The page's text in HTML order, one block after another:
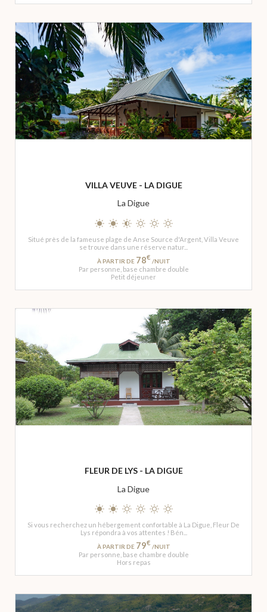
VILLA VEUVE - LA DIGUE
La Digue
Situé près de la fameuse plage de Anse Source d'Argent, Villa Veuve
se trouve dans une réserve natur...
À PARTIR DE 78€ /NUIT
Par personne, base chambre double
Petit déjeuner
FLEUR DE LYS - LA DIGUE
La Digue
Si vous recherchez un hébergement confortable à La Digue, Fleur De
Lys répondra à vos attentes ! Bén...
À PARTIR DE 79€ /NUIT
Par personne, base chambre double
Hors repas